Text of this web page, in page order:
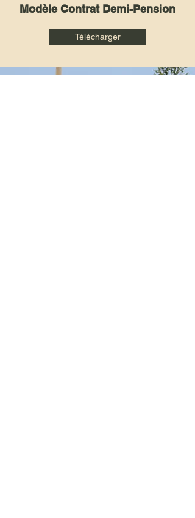
Modèle Contrat Demi-Pension
Télécharger